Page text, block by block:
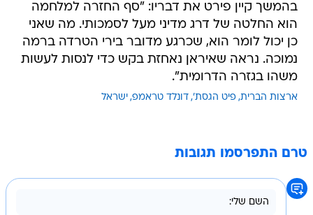
בהמשך קיין פירט את דבריו: "סף החזרה למלחמה
הוא החלטה של דרג מדיני מעל לסמכותי. מה שאני
כן יכול לומר הוא, שכרגע מדובר בירי הטרדה ברמה
נמוכה. נראה שאיראן נאחזת בקש כדי לנסות לעשות
משהו בגזרה הדרומית".
ארצות הברית פיט הגסת' דונלד טראמפ ישראל
טרם התפרסמו תגובות